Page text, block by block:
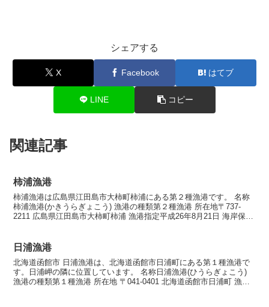
シェアする
X Facebook はてブ
LINE コピー
関連記事
柿浦漁港
柿浦漁港は広島県江田島市大柿町柿浦にある第２種漁港です。 名称
柿浦漁港(かきうらぎょこう) 漁港の種類第２種漁港 所在地〒737-
2211 広島県江田島市大柿町柿浦 漁港指定平成26年8月21日 海岸保全
日浦漁港
北海道函館市 日浦漁港は、北海道函館市日浦町にある第１種漁港で
す。日浦岬の隣に位置しています。 名称日浦漁港(ひうらぎょこう)
漁港の種類第１種漁港 所在地 〒041-0401 北海道函館市日浦町 漁港